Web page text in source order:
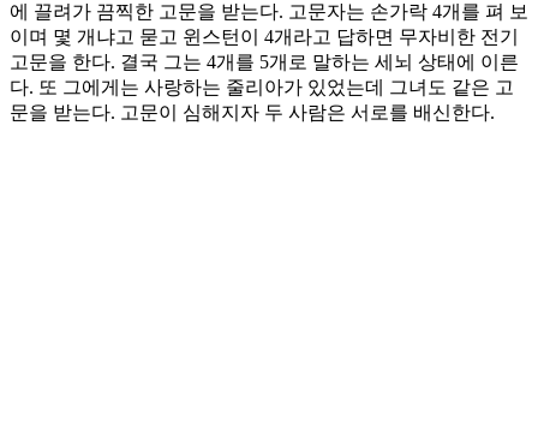
에 끌려가 끔찍한 고문을 받는다. 고문자는 손가락 4개를 펴 보
이며 몇 개냐고 묻고 윈스턴이 4개라고 답하면 무자비한 전기
고문을 한다. 결국 그는 4개를 5개로 말하는 세뇌 상태에 이른
다. 또 그에게는 사랑하는 줄리아가 있었는데 그녀도 같은 고
문을 받는다. 고문이 심해지자 두 사람은 서로를 배신한다.